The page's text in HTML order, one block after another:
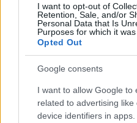
I want to opt-out of
Retention, Sale, and/or
Personal Data that Is
Purposes for which it was
Opted Out
Google consents
I want to allow Google to
related to advertising
device identifiers in apps.
Τράπεζες: Στα 55,5
από τα δάνεια του ν.